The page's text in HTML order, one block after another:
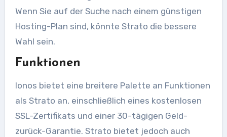
Wenn Sie auf der Suche nach einem günstigen
Hosting-Plan sind, könnte Strato die bessere
Wahl sein.
Funktionen
Ionos bietet eine breitere Palette an Funktionen
als Strato an, einschließlich eines kostenlosen
SSL-Zertifikats und einer 30-tägigen Geld-
zurück-Garantie. Strato bietet jedoch auch